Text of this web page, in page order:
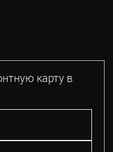
карту в